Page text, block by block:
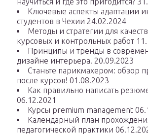
Ключевые аспекты адаптации
студентов в Чехии 24.02.2024
Методы и стратегии для
курсовых и контрольных работ
Принципы и тренды в
дизайне интерьера. 20.09.2023
Станьте парикмахером: обзор
после курсов! 01.08.2023
Как правильно написать
06.12.2021
Курсы premium management
Календарный план
педагогической практики